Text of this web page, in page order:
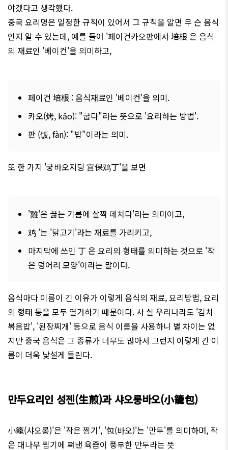
야겠다고 생각했다.
중국 요리명은 일정한 규칙이 있어서 그 규칙을 알면 무 슨 음식
인지 알 수 있는데, 예를 들어 '페이건카오판에서 培根 은 음식
의 재료인 '베이컨'을 의미하고,
페이건 培根 : 음식재료인 '베이컨'을 의미.
카오(烤, kǎo): "굽다"라는 뜻으로 '요리하는 방법'.
판 (饭, fàn): "밥"이라는 의미.
또 한 가지 '궁바오지딩 宫保鸡丁'을 보면
'雞'은 끓는 기름에 살짝 데치다'라는 의미이고,
鸡 '는 '닭고기'라는 재료를 가리키고,
마지막에 쓰인 丁 은 요리의 형태를 의미하는 것으로 '작
은 덩어리 모양'이라는 말이다.
음식마다 이름이 긴 이유가 이렇게 음식의 재료, 요리방법, 요리
의 형태 등을 모두 열거하기 때문이다. 사 실 우리나라도 '김치
볶음밥', '된장찌개' 등으로 음식 이름을 사용하니 별 차이는 없
지만 중국 음식은 그 종류가 너무도 많아서 그런지 이렇게 긴 이
름이 더욱 낯설게 들린다.
만두요리인 성젠(生煎)과 샤오룽바오(小籠包)
小籠(샤오롱)'은 '작은 찜기', '包(바오)'는 '만두'를 의미하며, 작
은 대나무 찜기에 쪄낸 육즙이 풍부한 만두라는 뜻